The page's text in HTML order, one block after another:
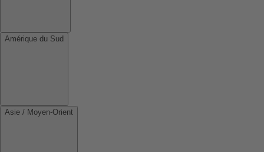
Amérique du Sud
Asie / Moyen-Orient